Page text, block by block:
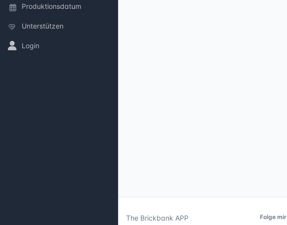
Produktionsdatum
Unterstützen
Login
The Brickbank APP Folge mir